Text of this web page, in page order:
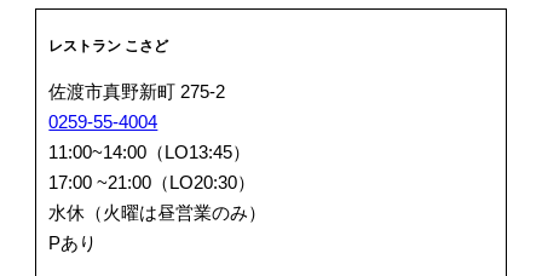
レストラン こさど
佐渡市真野新町 275-2
0259-55-4004
11:00~14:00（LO13:45）
17:00 ~21:00（LO20:30）
水休（火曜は昼営業のみ）
Pあり